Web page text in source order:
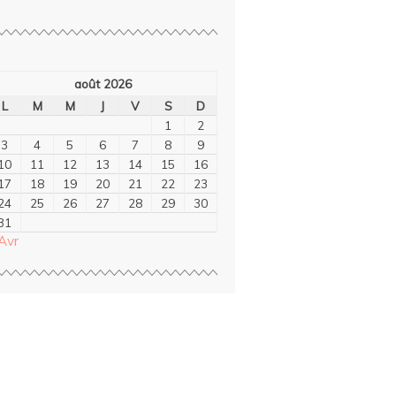
août 2026
L
M M J V S
D
1
2
3
4 5 6 7 8
9
11 12 13 14 15
16
18 19 20 21 22
23
25 26 27 28 29
30